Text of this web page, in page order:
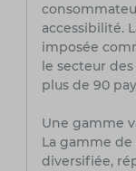
accessibilité.
imposée
le secteur
plus de 90
Une gamme
La gamme de
diversifiée,